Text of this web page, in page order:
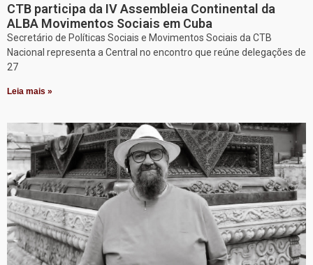
CTB participa da IV Assembleia Continental da
ALBA Movimentos Sociais em Cuba
Secretário de Políticas Sociais e Movimentos Sociais da CTB
Nacional representa a Central no encontro que reúne delegações de
27
Leia mais »